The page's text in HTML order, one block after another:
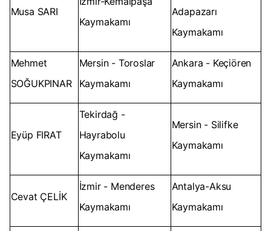
Musa SARI
Kaymakamı
Adapazarı
Kaymakamı
Mehmet
SOĞUKPINAR
Mersin - Toroslar
Kaymakamı
Ankara - Keçiören
Kaymakamı
Eyüp FIRAT
Tekirdağ -
Hayrabolu
Kaymakamı
Mersin - Silifke
Kaymakamı
Cevat ÇELİK
İzmir - Menderes
Kaymakamı
Antalya-Aksu
Kaymakamı